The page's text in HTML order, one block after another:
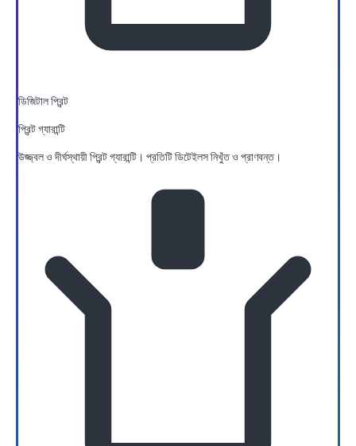
ডিজিটাল প্রিন্ট
প্রিন্ট গ্যারান্টি
উজ্জ্বল ও দীর্ঘস্থায়ী প্রিন্ট গ্যারান্টি। প্রতিটি ডিটেইলস নিখুঁত ও প্রাণবন্ত।